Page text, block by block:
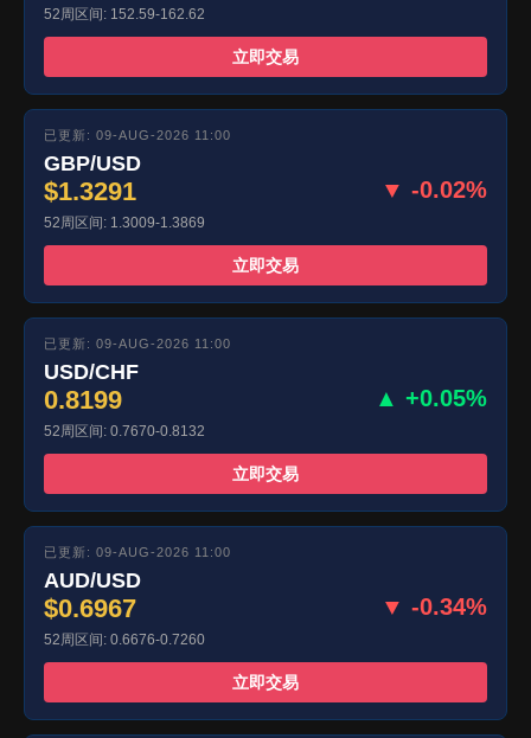
52周区间: 152.59-162.62
立即交易
已更新: 09-AUG-2026 11:00
GBP/USD
$1.3291 ▼ -0.02%
52周区间: 1.3009-1.3869
立即交易
已更新: 09-AUG-2026 11:00
USD/CHF
0.8199 ▲ +0.05%
52周区间: 0.7670-0.8132
立即交易
已更新: 09-AUG-2026 11:00
AUD/USD
$0.6967 ▼ -0.34%
52周区间: 0.6676-0.7260
立即交易